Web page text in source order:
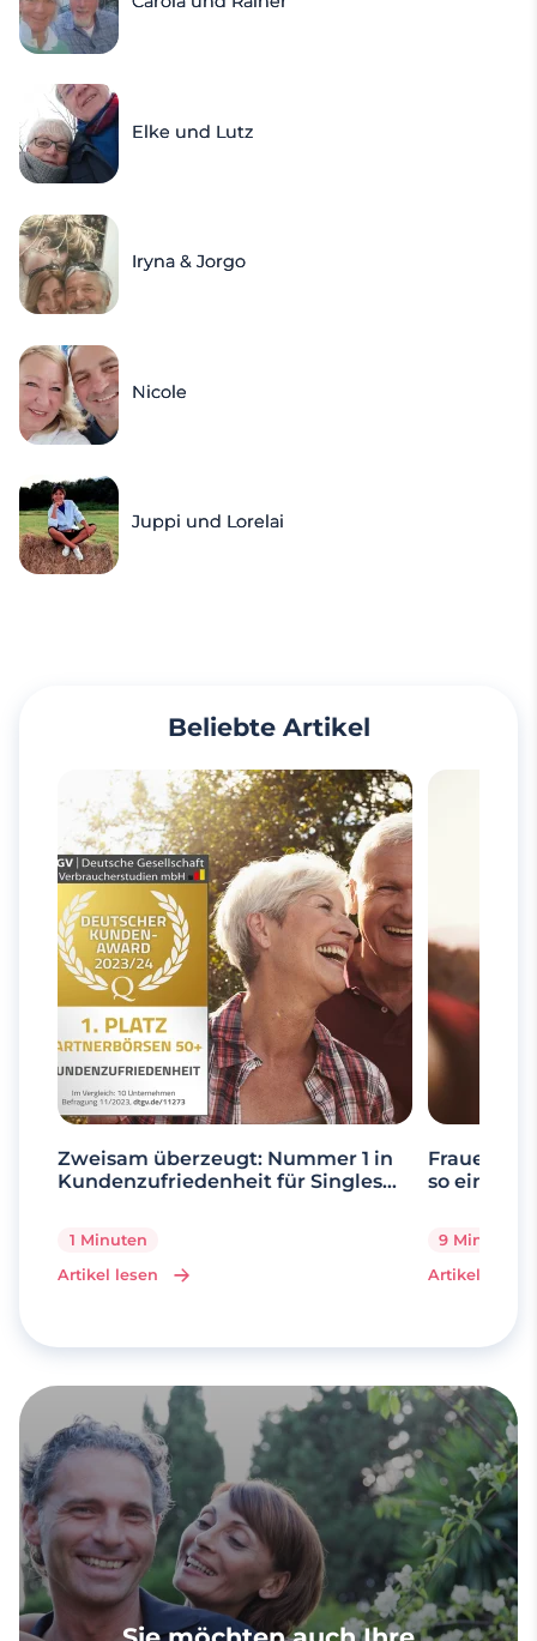
Elke und Lutz
Iryna & Jorgo
Nicole
Juppi und Lorelai
Beliebte Artikel
Zweisam überzeugt: Nummer 1 in
Kundenzufriedenheit für Singles
1 Minuten
Artikel lesen
Frauen ab
so einfach
9 Minuten
Artikel lesen